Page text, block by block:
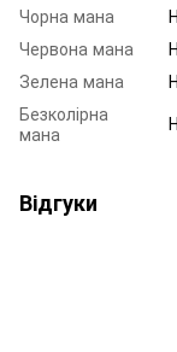
Чорна мана
Червона мана
Зелена мана
Безколірна
мана
Відгуки